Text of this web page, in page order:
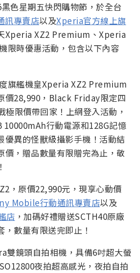
色星期五快閃購物節，於全台
訊專賣店以及Xperia官方線上旗
Xperia XZ2 Premium、Xperia
限時優惠活動，包含以下內容
旗艦機皇Xperia XZ2 Premium
價28,990，Black Friday限定四
極限價帶回家！上網登入活動，
10000mAh行動電源和128G記憶
優異的怪獸級攝影手機！活動結
價，贈品數量有限贈完為止，敬
，原價22,990元，現享心動價
Mobile行動通訊專賣店以及
店 ，加碼好禮贈送SCTH40原廠
數量有限送完即止！
鏡頭自拍相機，具備6吋超大螢
夜拍超高感光，夜拍自拍